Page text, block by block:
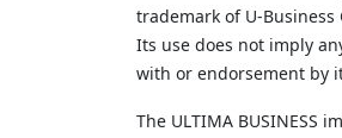
trademark of U‑Business
Its use does not imply
with or endorsement by
The ULTIMA BUSINESS